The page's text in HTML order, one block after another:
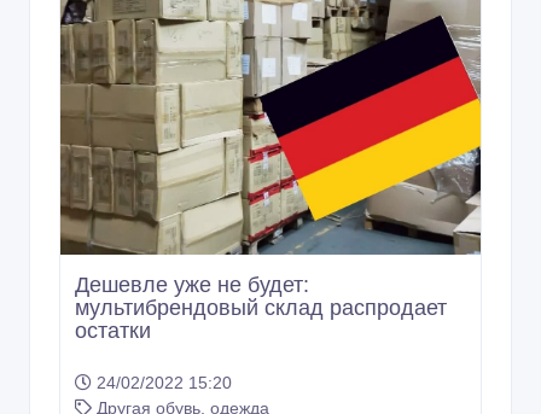
Дешевле уже не будет:
мультибрендовый склад распродает
остатки
24/02/2022 15:20
Другая обувь, одежда